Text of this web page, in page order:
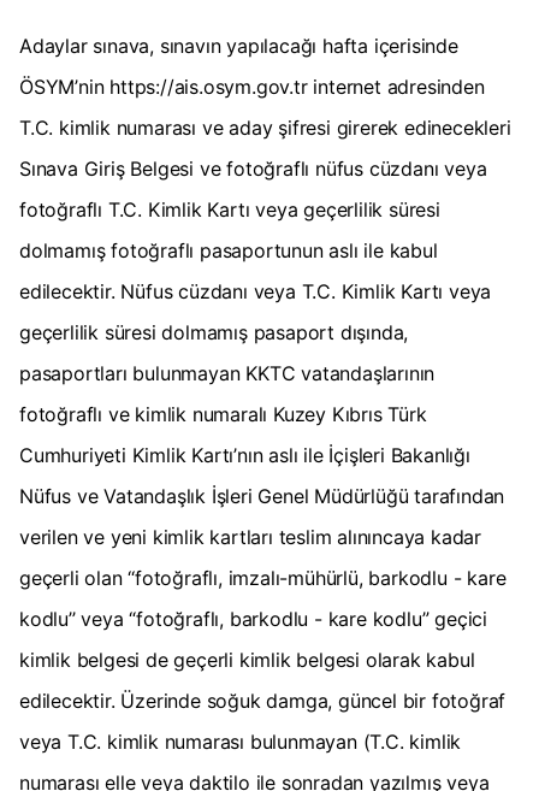
Adaylar sınava, sınavın yapılacağı hafta içerisinde
ÖSYM’nin https://ais.osym.gov.tr internet adresinden
T.C. kimlik numarası ve aday şifresi girerek edinecekleri
Sınava Giriş Belgesi ve fotoğraflı nüfus cüzdanı veya
fotoğraflı T.C. Kimlik Kartı veya geçerlilik süresi
dolmamış fotoğraflı pasaportunun aslı ile kabul
edilecektir. Nüfus cüzdanı veya T.C. Kimlik Kartı veya
geçerlilik süresi dolmamış pasaport dışında,
pasaportları bulunmayan KKTC vatandaşlarının
fotoğraflı ve kimlik numaralı Kuzey Kıbrıs Türk
Cumhuriyeti Kimlik Kartı’nın aslı ile İçişleri Bakanlığı
Nüfus ve Vatandaşlık İşleri Genel Müdürlüğü tarafından
verilen ve yeni kimlik kartları teslim alınıncaya kadar
geçerli olan ‘‘fotoğraflı, imzalı-mühürlü, barkodlu - kare
kodlu’’ veya “fotoğraflı, barkodlu - kare kodlu” geçici
kimlik belgesi de geçerli kimlik belgesi olarak kabul
edilecektir. Üzerinde soğuk damga, güncel bir fotoğraf
veya T.C. kimlik numarası bulunmayan (T.C. kimlik
numarası elle veya daktilo ile sonradan yazılmış veya